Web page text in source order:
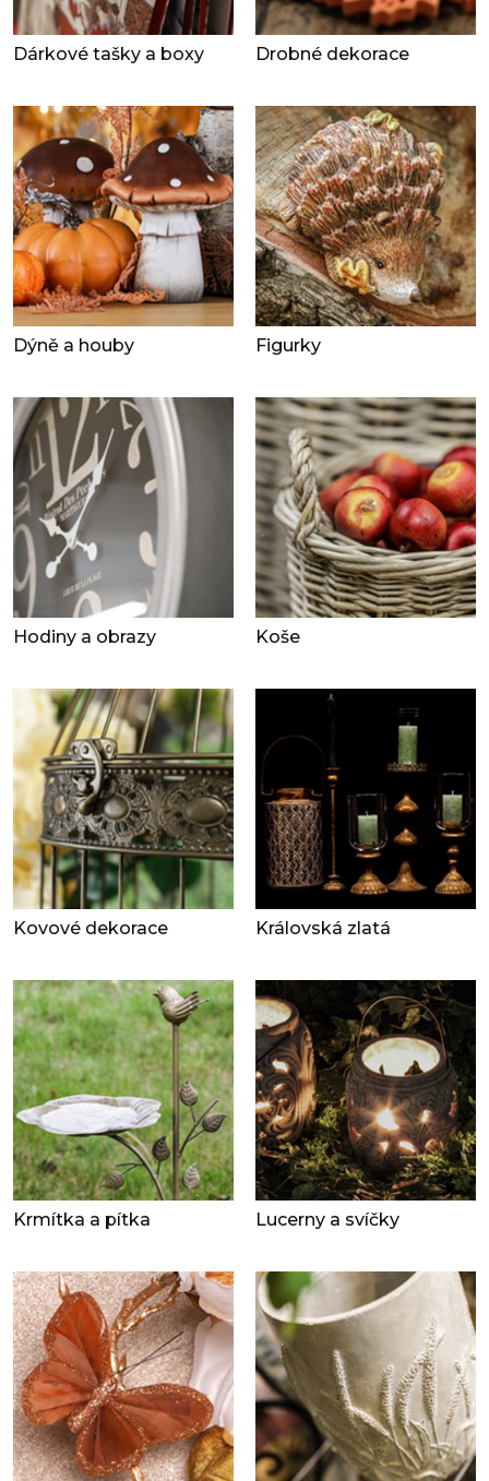
Dárkové tašky a boxy Drobné dekorace
Dýně a houby Figurky
Hodiny a obrazy Koše
Kovové dekorace Královská zlatá
Krmítka a pítka Lucerny a svíčky